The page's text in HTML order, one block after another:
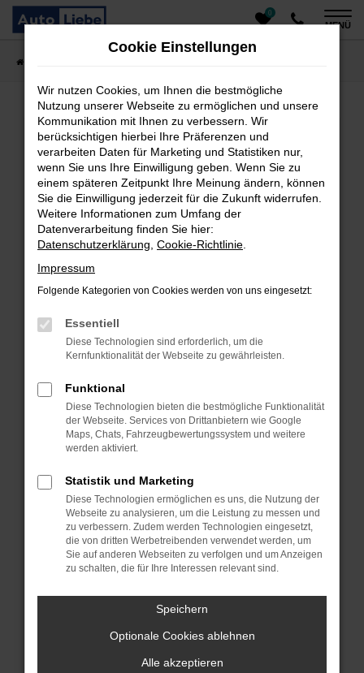
Zum
Hauptinhalt
0
MENÜ
Fehler: Network Error
Beim Laden ist ein Fehler aufgetreten.
Hier sind ein paar Tipps, die dir helfen können:
Überprüfe deine Firewall und deine
Internetverbindung.
Laden andere Webseiten, zum Beispiel deine
Suchmaschine?
Prüfe deine Browsererweiterungen.
das Laden bestimmter Seiten verhindern.
Funktioniert die Seite in einem anderen Browser
oder in einem privaten Fenster?
Das kann manchmal helfen, vorübergehende
Probleme zu beheben.
Stelle sicher, dass dein Browser und dein
Betriebssystem auf dem neuesten Stand sind.
Sicherheitsrisiko, sondern kann auch dazu führen,
dass bestimmte Funktionen nicht mehr
unterstützt werden.
Wende dich an den Webseitenbetreiber.
Wenn du alle oben genannten Schritte versucht
hast, kontaktiere uns bitte. Wir werden versuchen,
das Problem zu beheben. Du kannst uns diesen
Text schicken, um uns bei der Fehlersuche zu
unterstützen:
ewogICJuYW1lIjogIk5ldHdvcmtFcnJvciIsCiAgI
Cookie Einstellungen
Wir nutzen Cookies, um Ihnen die bestmögliche
Nutzung unserer Webseite zu ermöglichen und unsere
Kommunikation mit Ihnen zu verbessern. Wir
berücksichtigen hierbei Ihre Präferenzen und
verarbeiten Daten für Marketing und Statistiken nur,
wenn Sie uns Ihre Einwilligung geben. Wenn Sie zu
einem späteren Zeitpunkt Ihre Meinung ändern, können
Sie die Einwilligung jederzeit für die Zukunft widerrufen.
Weitere Informationen zum Umfang der
Datenverarbeitung finden Sie hier:
Datenschutzerklärung Cookie-Richtlinie
Impressum
Folgende Kategorien von Cookies werden von uns eingesetzt:
Essentiell
Diese Technologien sind erforderlich, um die
Kernfunktionalität der Webseite zu gewährleisten.
Funktional
Diese Technologien bieten die bestmögliche Funktionalität
der Webseite. Services von Drittanbietern wie Google
Maps, Chats, Fahrzeugbewertungssystem und weitere
werden aktiviert.
Statistik und Marketing
Diese Technologien ermöglichen es uns, die Nutzung der
Webseite zu analysieren, um die Leistung zu messen und
zu verbessern. Zudem werden Technologien eingesetzt,
die von dritten Werbetreibenden verwendet werden, um
Sie auf anderen Webseiten zu verfolgen und um Anzeigen
zu schalten, die für Ihre Interessen relevant sind.
Speichern
Optionale Cookies ablehnen
Alle akzeptieren